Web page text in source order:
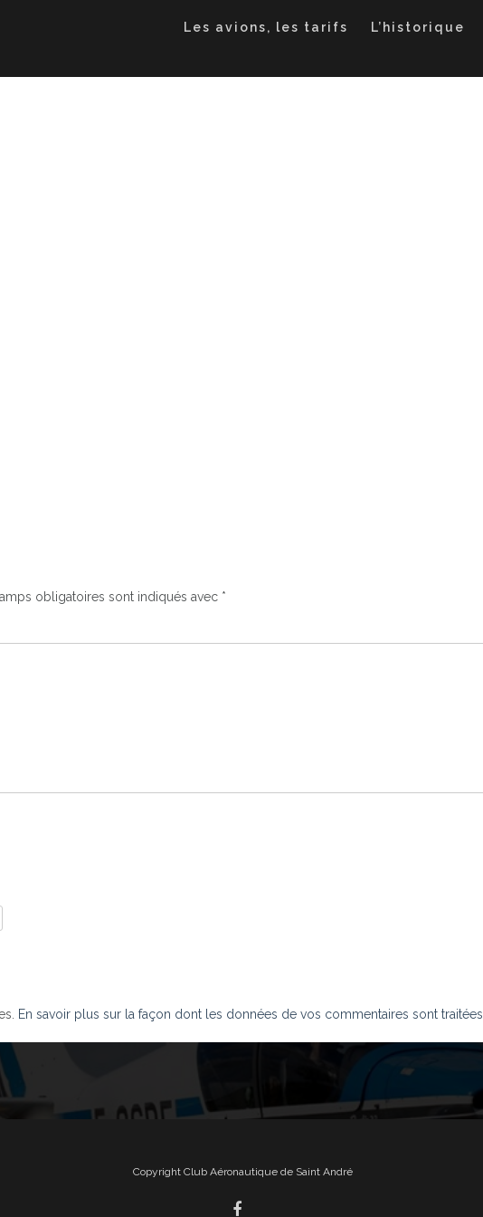
Les avions, les tarifs L’historique
obligatoires sont indiqués avec *
En savoir plus sur la façon dont les données de vos commentaires sont traitées
Copyright Club Aéronautique de Saint André